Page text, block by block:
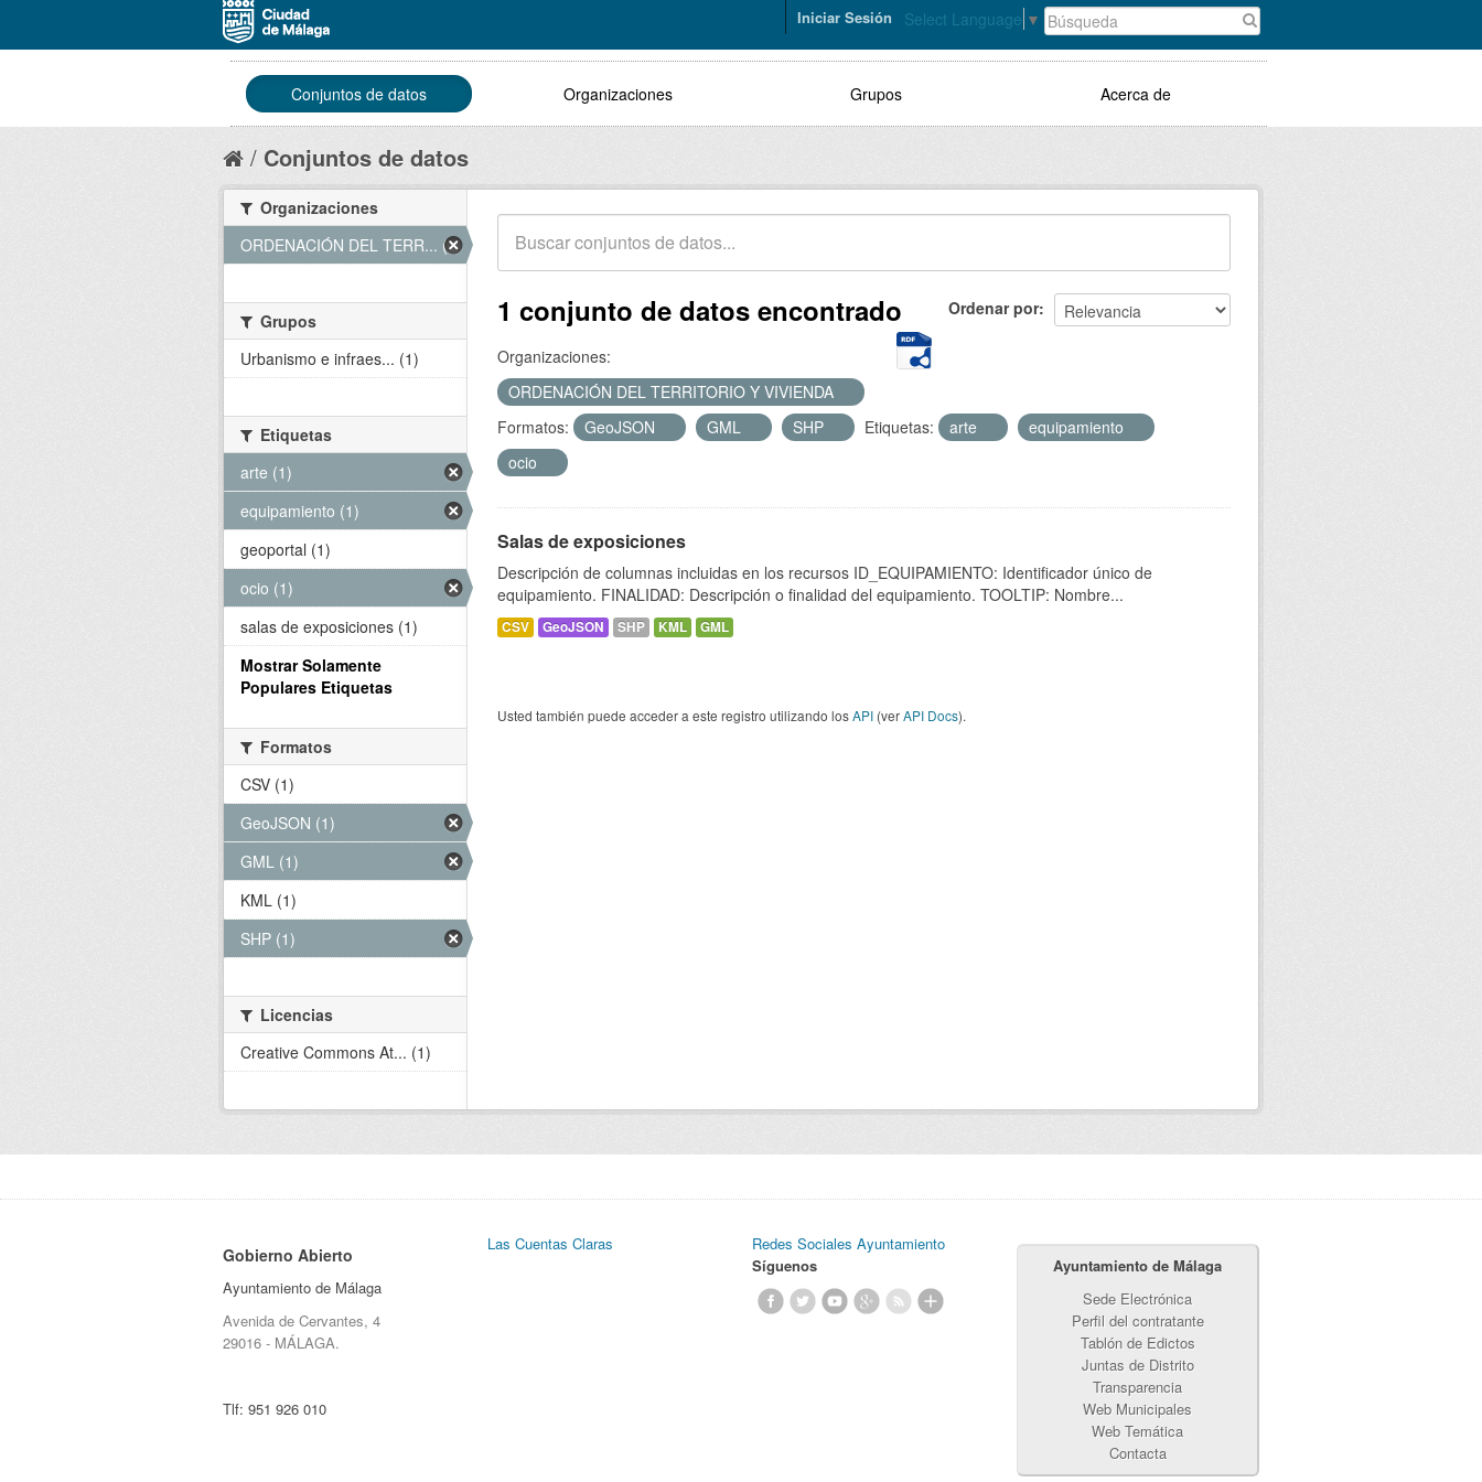
Select Language ▼
Iniciar Sesión
Conjuntos de datos Organizaciones Grupos Acerca de
Conjuntos de datos
Ordenar por
1 conjunto de datos encontrado
Organizaciones:
ORDENACIÓN DEL TERRITORIO Y VIVIENDA
Formatos:
GeoJSON GML SHP Etiquetas: arte
equipamiento
ocio
Salas de exposiciones
Descripción de columnas incluidas en los recursos ID_EQUIPAMIENTO: Identificador único de
equipamiento. FINALIDAD: Descripción o finalidad del equipamiento. TOOLTIP: Nombre...
CSV GeoJSON SHP KML GML
Usted también puede acceder a este registro utilizando losAPI (verAPI Docs).
Organizaciones
ORDENACIÓN DEL TERR... (1)
Grupos
Urbanismo e infraes... (1)
Etiquetas
arte (1)
equipamiento (1)
geoportal (1)
ocio (1)
salas de exposiciones (1)
Mostrar Solamente
Populares Etiquetas
Formatos
CSV (1)
GeoJSON (1)
GML (1)
KML (1)
SHP (1)
Licencias
Creative Commons At... (1)
Gobierno Abierto
Ayuntamiento de Málaga
Avenida de Cervantes, 4
29016 - MÁLAGA.
Tlf: 951 926 010
Las Cuentas Claras
Redes Sociales Ayuntamiento
Síguenos
Ayuntamiento de Málaga
Sede Electrónica
Perfil del contratante
Tablón de Edictos
Juntas de Distrito
Transparencia
Web Municipales
Web Temática
Contacta